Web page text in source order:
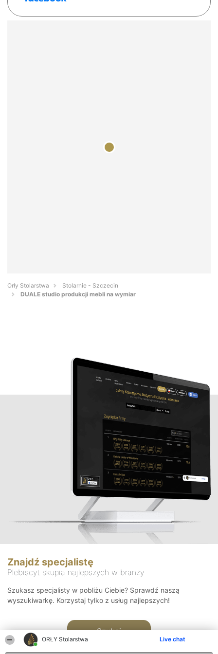
ORŁY Stolarstwa Live chat
Orły Stolarstwa
Stolarnie - Szczecin
DUALE studio produkcji mebli na wymiar
Znajdź specjalistę
Plebiscyt skupia najlepszych w branży
Szukasz specjalisty w pobliżu Ciebie? Sprawdź naszą
wyszukiwarkę. Korzystaj tylko z usług najlepszych!
Szukaj